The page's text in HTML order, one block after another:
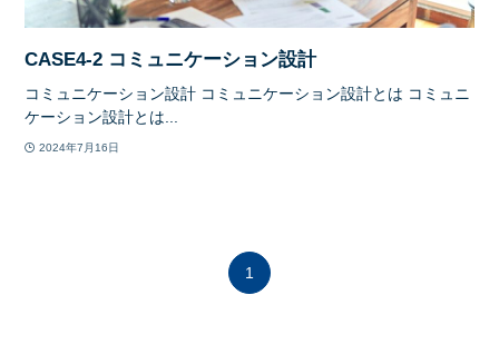
CASE4-2 コミュニケーション設計
コミュニケーション設計 コミュニケーション設計とは コミュニ
ケーション設計とは...
2024年7月16日
1